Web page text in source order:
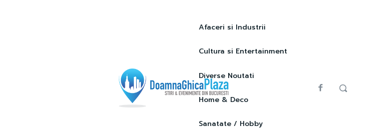
Afaceri si Industrii
Cultura si Entertainment
Diverse Noutati
Home & Deco
Sanatate / Hobby